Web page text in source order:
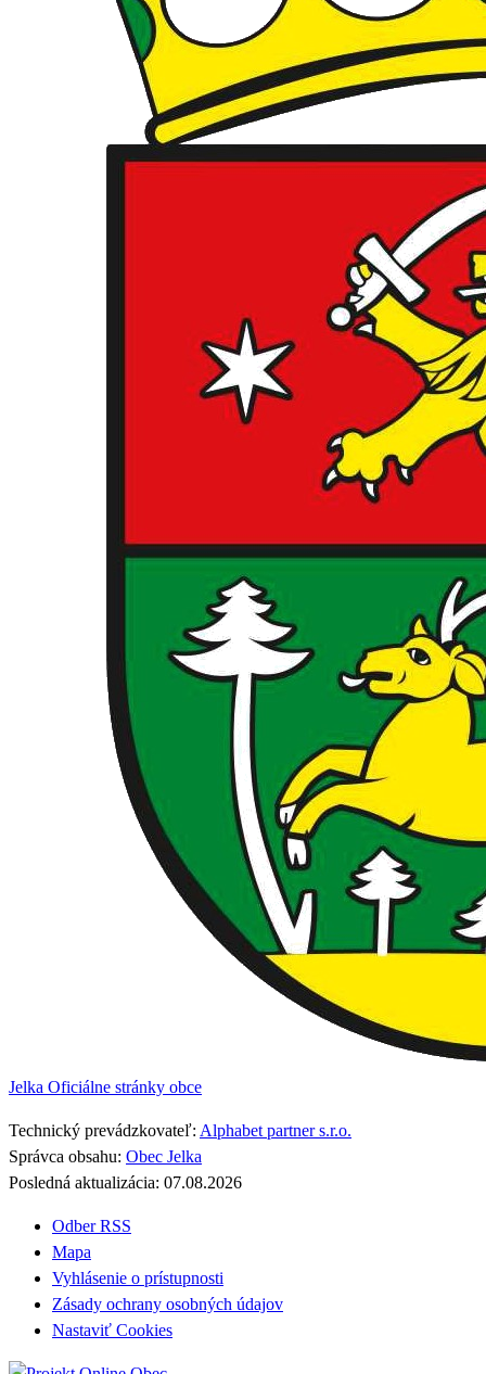
Jelka Oficiálne stránky obce
Technický prevádzkovateľ: Alphabet partner s.r.o.
Správca obsahu: Obec Jelka
Posledná aktualizácia: 07.08.2026
Odber RSS
Mapa
Vyhlásenie o prístupnosti
Zásady ochrany osobných údajov
Nastaviť Cookies